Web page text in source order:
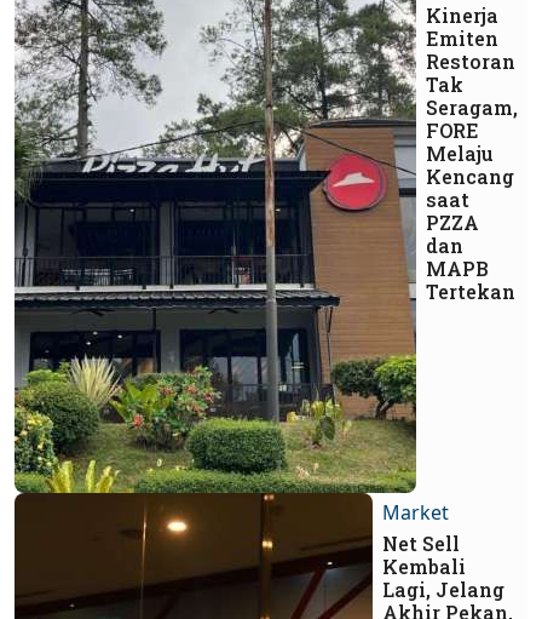
Kinerja
Emiten
Restoran
Tak
Seragam,
FORE
Melaju
Kencang
saat
PZZA
dan
MAPB
Tertekan
Market
Net Sell
Kembali
Lagi, Jelang
Akhir Pekan,